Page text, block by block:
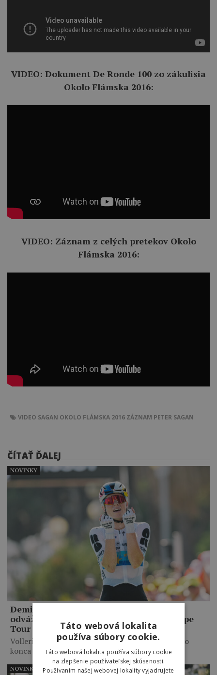
VIDEO: Dokument De Ronde 100 zo zákulisia
Okolo Flámska 2016:
VIDEO: Záznam z celých pretekov Okolo
Flámska 2016:
VIDEO SAGAN OKOLO FLÁMSKA 2016 ZÁZNAM PETER SAGAN
ČÍTAŤ ĎALEJ
Demi Vollering ide do žltého dresu po
odvážnom útoku a víťazstve v ôsmej etape
Tour de France Femmes
Vollering dotiahla 6-kilometrové sólo do víťazného
konca a získala 8-sekundový…
NOVINKY
NOVINKY
Táto webová lokalita
používa súbory cookie.
Táto webová lokalita používa súbory cookie
na zlepšenie používateľskej skúsenosti.
Používaním našej webovej lokality vyjadrujete